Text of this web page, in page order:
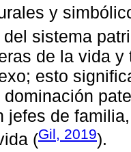
y
del sistema
de la vida
esto
jefes de
(Gil, 2019).